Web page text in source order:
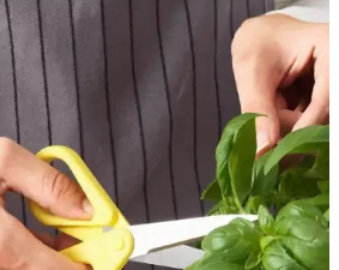
Makası, dayanıklı çelik yapısı,
keskinliğiyle mutfakta pratiklik sağlar.
günlük ihtiyaçlarınızı karşılar.
Keskin Mutfak Makası:
Kullanım İçin Ideal
makası, dayanıklı malzemeleri ve
yönlü kullanım sağlar, güvenli ve pratik